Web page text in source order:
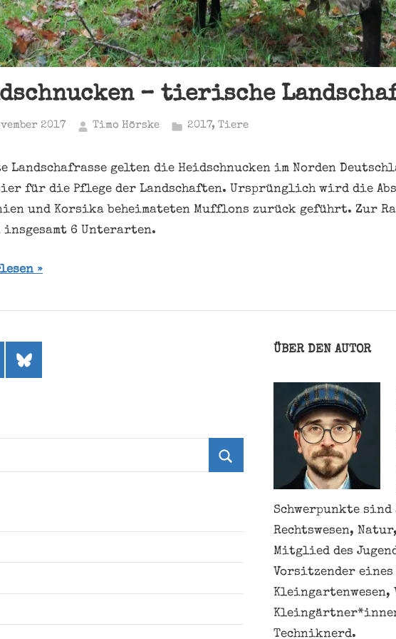
– tierische
2017 Timo Hörske 2017, Tiere
Landschafrasse gelten die Heidschnucken im Norden
für die Pflege der Landschaften. Ursprünglich wird die
und Korsika beheimateten Mufflons zurück geführt. Zur
insgesamt 6 Unterarten.
bluesky
ÜBER DEN AUTOR
Schwerpunkte
Rechtswesen,
Mitglied des
Vorsitzender
Kleingartenwesen,
Techniknerd.